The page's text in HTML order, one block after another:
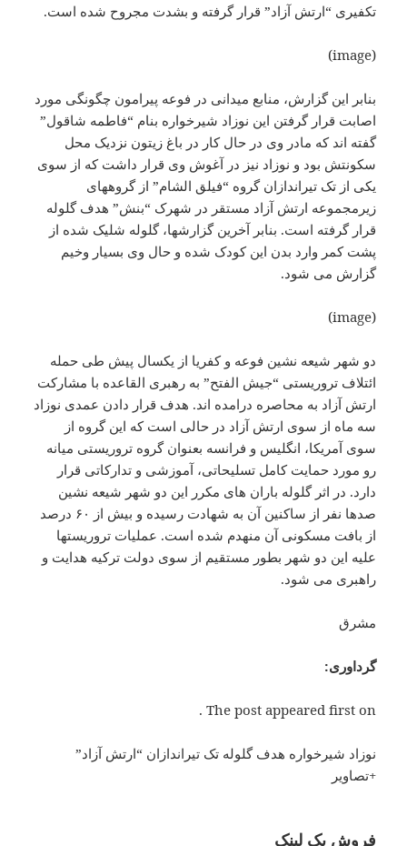
تکفیری “ارتش آزاد” قرار گرفته و بشدت مجروح شده است.
(image)
بنابر این گزارش، منابع میدانی در فوعه پیرامون چگونگی مورد
اصابت قرار گرفتن این نوزاد شیرخواره بنام “فاطمه شاقول”
گفته اند که مادر وی در حال کار در باغ زیتون نزدیک محل
سکونتش بود و نوزاد نیز در آغوش وی قرار داشت که از سوی
یکی از تک تیراندازان گروه “فیلق الشام” از گروههای
زیرمجموعه ارتش آزاد مستقر در شهرک “بنش” هدف گلوله
قرار گرفته است. بنابر آخرین گزارشها، گلوله شلیک شده از
پشت کمر وارد بدن این کودک شده و حال وی بسیار وخیم
گزارش می شود.
(image)
دو شهر شیعه نشین فوعه و کفریا از یکسال پیش طی حمله
ائتلاف تروریستی “جیش الفتح” به رهبری القاعده با مشارکت
ارتش آزاد به محاصره درامده اند. هدف قرار دادن عمدی نوزاد
سه ماه از سوی ارتش آزاد در حالی است که این گروه از
سوی آمریکا، انگلیس و فرانسه بعنوان گروه تروریستی میانه
رو مورد حمایت کامل تسلیحاتی، آموزشی و تدارکاتی قرار
دارد. در اثر گلوله باران های مکرر این دو شهر شیعه نشین
صدها نفر از ساکنین آن به شهادت رسیده و بیش از ۶۰ درصد
از بافت مسکونی آن منهدم شده است. عملیات تروریستها
علیه این دو شهر بطور مستقیم از سوی دولت ترکیه هدایت و
راهبری می شود.
مشرق
گرداوری:
The post appeared first on .
نوزاد شیرخواره هدف گلوله تک تیراندازان “ارتش آزاد”
+تصاویر
فروش بک لینک